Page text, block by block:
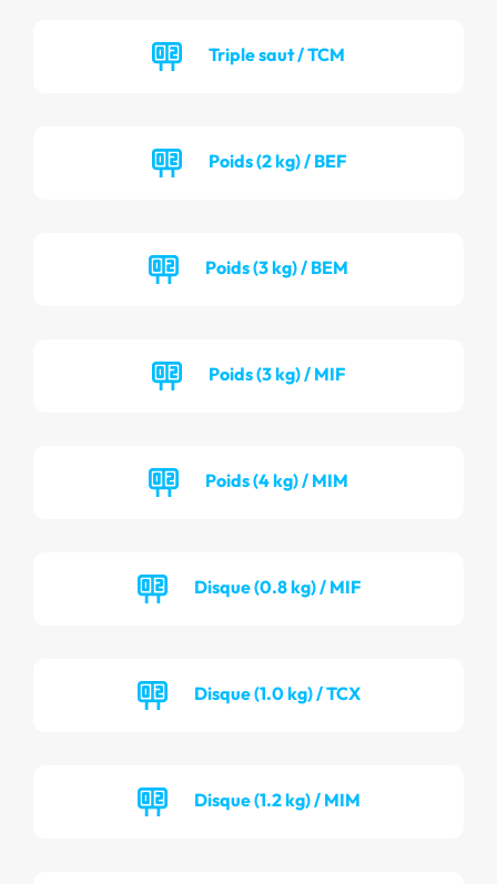
Triple saut / TCM
Poids (2 kg) / BEF
Poids (3 kg) / BEM
Poids (3 kg) / MIF
Poids (4 kg) / MIM
Disque (0.8 kg) / MIF
Disque (1.0 kg) / TCX
Disque (1.2 kg) / MIM